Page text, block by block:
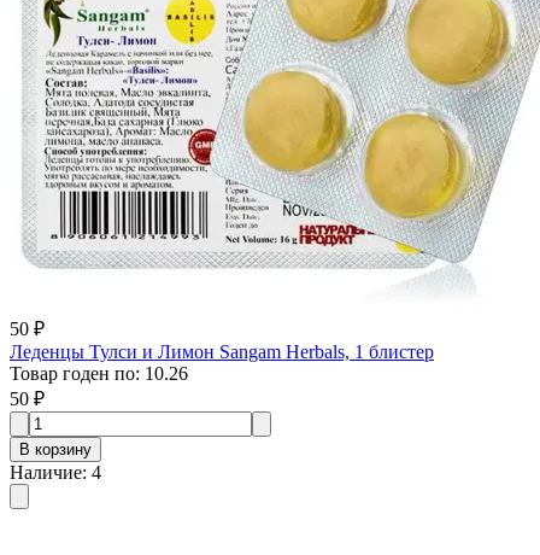
50 ₽
Леденцы Тулси и Лимон Sangam Herbals, 1 блистер
Товар годен по: 10.26
50 ₽
В корзину
Наличие: 4